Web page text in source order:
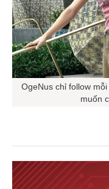
OgeNus chỉ follow
muốn